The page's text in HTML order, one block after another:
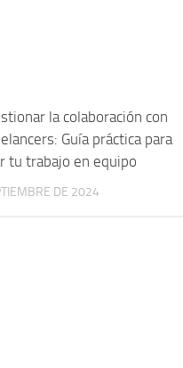
la colaboración con
Guía práctica para
tu trabajo en equipo
DE 2024